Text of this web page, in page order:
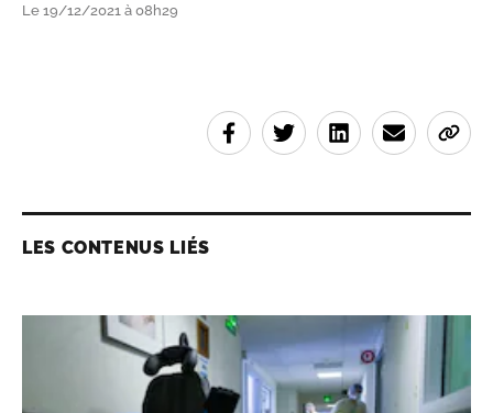
Le 19/12/2021 à 08h29
LES CONTENUS LIÉS